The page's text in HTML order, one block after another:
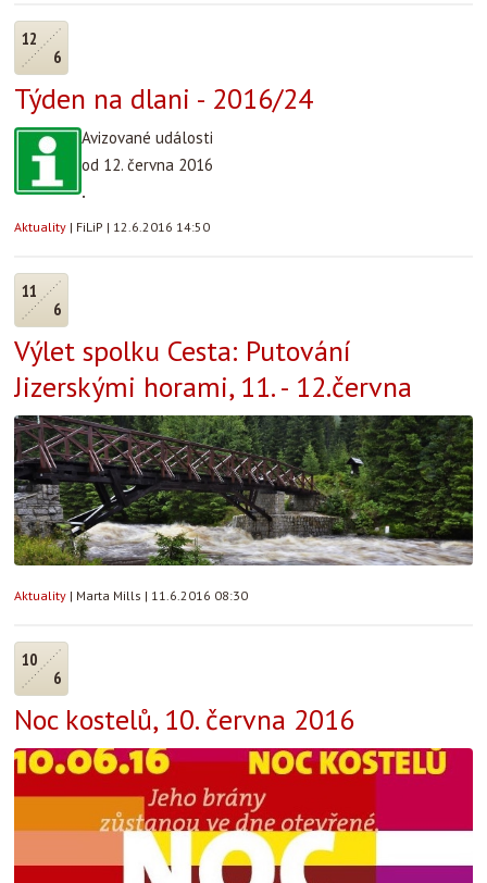
12
6
Týden na dlani - 2016/24
Avizované události
od 12. června 2016
.
Aktuality | FiLiP | 12.6.2016 14:50
11
6
Výlet spolku Cesta: Putování
Jizerskými horami, 11. - 12.června
Aktuality | Marta Mills | 11.6.2016 08:30
10
6
Noc kostelů, 10. června 2016